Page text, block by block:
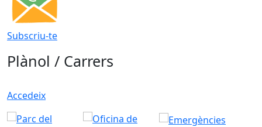
Subscriu-te
Plànol / Carrers
Accedeix